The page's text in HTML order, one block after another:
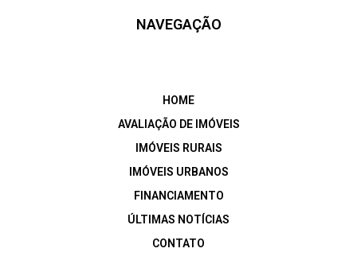
NAVEGAÇÃO
HOME
AVALIAÇÃO DE IMÓVEIS
IMÓVEIS RURAIS
IMÓVEIS URBANOS
FINANCIAMENTO
ÚLTIMAS NOTÍCIAS
CONTATO